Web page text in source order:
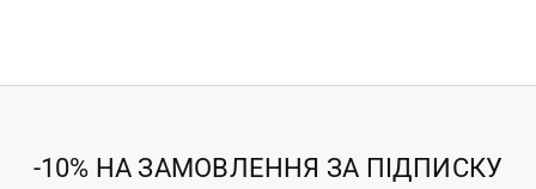
-10% НА ЗАМОВЛЕННЯ ЗА ПІДПИСКУ